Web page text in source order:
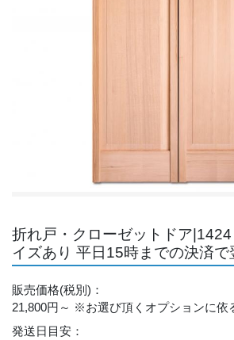
折れ戸・クローゼットドア
イズあり 平日15時までの決済
販売価格(税別) ：
21,800円～ ※お選び頂くオプションに依
発送日目安 ：